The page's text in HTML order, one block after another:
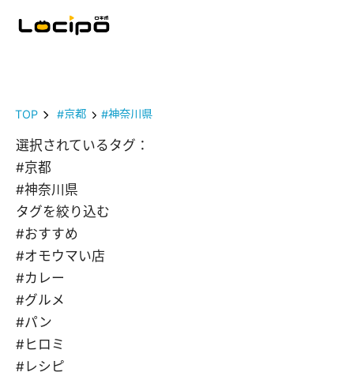
TOP #京都 #神奈川県
選択されているタグ：
#京都
#神奈川県
タグを絞り込む
#おすすめ
#オモウマい店
#カレー
#グルメ
#パン
#ヒロミ
#レシピ